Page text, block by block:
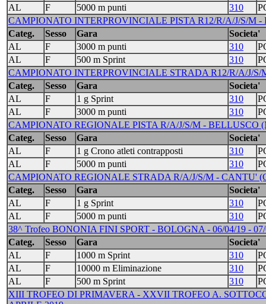
AL
F 5000 m punti 310
CAMPIONATO INTERPROVINCIALE PISTA R12/R/A/J/S/M
Categ.
Sesso Gara
Societa'
AL
F 3000 m punti 310
AL
F 500 m Sprint 310
CAMPIONATO INTERPROVINCIALE STRADA R12/R/A/J/
Categ.
Sesso Gara
Societa'
AL
F 1 g Sprint 310
AL
F 3000 m punti 310
CAMPIONATO REGIONALE PISTA R/A/J/S/M - BELLUSCO
Categ.
Sesso Gara
Societa'
AL
F 1 g Crono atleti contrapposti 310
AL
F 5000 m punti 310
CAMPIONATO REGIONALE STRADA R/A/J/S/M - CANTU'
Categ.
Sesso Gara
Societa'
AL
F 1 g Sprint 310
AL
F 5000 m punti 310
38^ Trofeo BONONIA FINI SPORT - BOLOGNA - 06/04/19 -
Categ.
Sesso Gara
Societa'
AL
F 1000 m Sprint 310
AL
F 10000 m Eliminazione 310
AL
F 500 m Sprint 310
XIII TROFEO DI PRIMAVERA - XXVII TROFEO A.